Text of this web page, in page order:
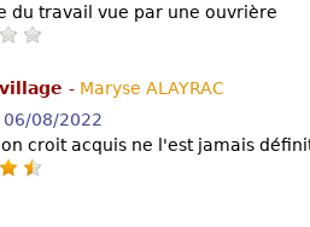
du travail vue par une ouvrière
- Maryse ALAYRAC
06/08/2022
croit acquis ne l'est jamais